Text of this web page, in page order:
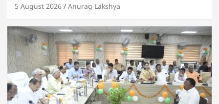
5 August 2026 Anurag Lakshya